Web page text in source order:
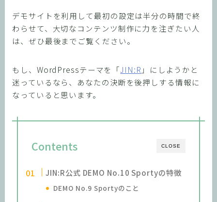
デモサイトを利用して最初の設定は半分の時間で終
わらせて、大切なコンテンツ制作に力を注ぎたい人
は、ぜひ最後までご覧ください。
もし、WordPressテーマを「JIN:R 」にしようかと
迷っているなら、あなたの決断を後押しする情報に
なっていると思います。
CLOSE
Contents
JIN:R公式 DEMO No.10 Sportyの特徴
DEMO No.9 Sportyのこと